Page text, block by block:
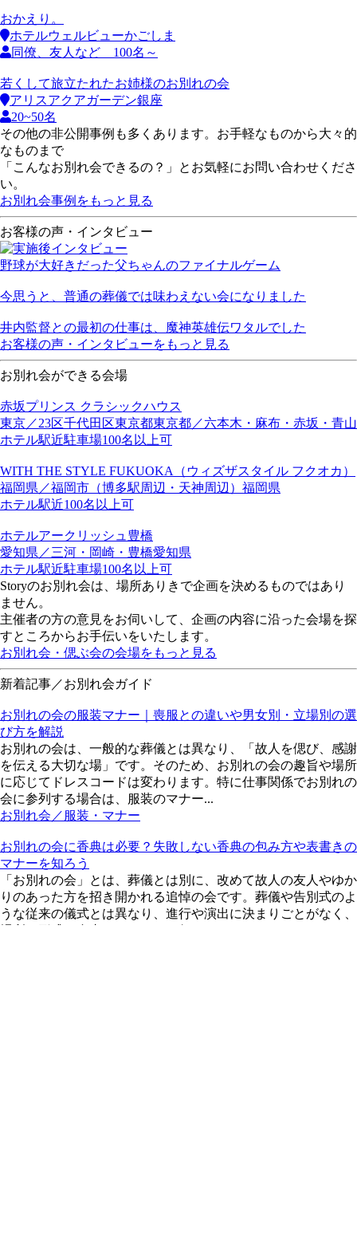
おかえり。
ホテルウェルビューかごしま
同僚、友人など 100名～
若くして旅立たれたお姉様のお別れの会
アリスアクアガーデン銀座
20~50名
その他の非公開事例も多くあります。お手軽なものから大々的
なものまで
「こんなお別れ会できるの？」とお気軽にお問い合わせくださ
い。
お別れ会事例をもっと見る
お客様の声・インタビュー
野球が大好きだった父ちゃんのファイナルゲーム
今思うと、普通の葬儀では味わえない会になりました
井内監督との最初の仕事は、魔神英雄伝ワタルでした
お客様の声・インタビューをもっと見る
お別れ会ができる会場
赤坂プリンス クラシックハウス
東京／23区千代田区東京都東京都／六本木・麻布・赤坂・青山
ホテル駅近駐車場100名以上可
WITH THE STYLE FUKUOKA（ウィズザスタイル フクオカ）
福岡県／福岡市（博多駅周辺・天神周辺） 福岡県
ホテル駅近100名以上可
ホテルアークリッシュ豊橋
愛知県／三河・岡崎・豊橋愛知県
ホテル駅近駐車場100名以上可
Storyのお別れ会は、場所ありきで企画を決めるものではあり
ません。
主催者の方の意見をお伺いして、企画の内容に沿った会場を探
すところからお手伝いをいたします。
お別れ会・偲ぶ会の会場をもっと見る
新着記事／お別れ会ガイド
お別れの会の服装マナー｜喪服との違いや男女別・立場別の選
び方を解説
お別れの会は、一般的な葬儀とは異なり、「故人を偲び、感謝
を伝える大切な場」です。そのため、お別れの会の趣旨や場所
に応じてドレスコードは変わります。特に仕事関係でお別れの
会に参列する場合は、服装のマナー...
お別れ会／服装・マナー
お別れの会に香典は必要？失敗しない香典の包み方や表書きの
マナーを知ろう
「お別れの会」とは、葬儀とは別に、改めて故人の友人やゆか
りのあった方を招き開かれる追悼の会です。葬儀や告別式のよ
うな従来の儀式とは異なり、進行や演出に決まりごとがなく、